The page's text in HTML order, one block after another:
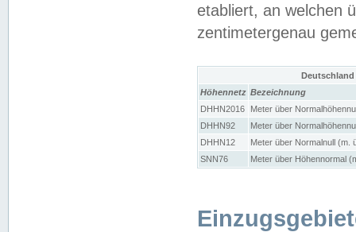
etabliert, an welchen
zentimetergenau
Höhennetz Bezeichnung
DHHN2016
Meter über
DHHN92
Meter über
DHHN12
Meter über Normalnull (m.
SNN76
Meter über Höhennormal